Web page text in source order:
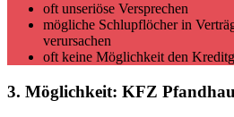
oft unseriöse Versprechen
mögliche Schlupflöcher in
verursachen
oft keine Möglichkeit den
3. Möglichkeit: KFZ